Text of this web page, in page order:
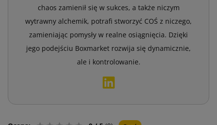
chaos zamienił się w sukces, a także niczym
wytrawny alchemik, potrafi stworzyć COŚ z niczego,
zamieniając pomysły w realne osiągnięcia. Dzięki
jego podejściu Boxmarket rozwija się dynamicznie,
ale i kontrolowanie.